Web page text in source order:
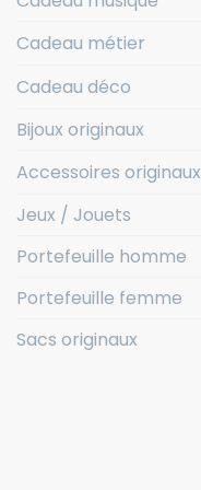
Cadeau métier
Cadeau déco
Bijoux originaux
Accessoires originaux
Jeux / Jouets
Portefeuille homme
Portefeuille femme
Sacs originaux